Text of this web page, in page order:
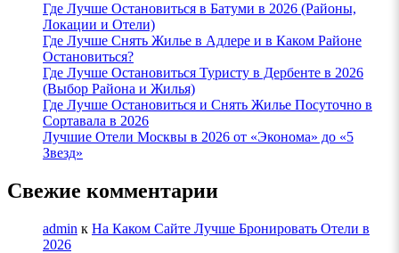
Где Лучше Остановиться в Батуми в 2026 (Районы,
Локации и Отели)
Где Лучше Снять Жилье в Адлере и в Каком Районе
Остановиться?
Где Лучше Остановиться Туристу в Дербенте в 2026
(Выбор Района и Жилья)
Где Лучше Остановиться и Снять Жилье Посуточно в
Сортавала в 2026
Лучшие Отели Москвы в 2026 от «Эконома» до «5
Звезд»
Свежие комментарии
admin к На Каком Сайте Лучше Бронировать Отели в
2026